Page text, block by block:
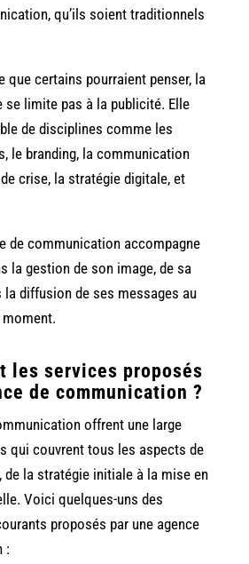
qu’ils soient traditionnels
que certains pourraient penser, la
limite pas à la publicité. Elle
de disciplines comme les
le branding, la communication
crise, la stratégie digitale, et
de communication accompagne
la gestion de son image, de sa
la diffusion de ses messages au
les services proposés
de communication ?
offrent une large
qui couvrent tous les aspects de
de la stratégie initiale à la mise en
Voici quelques-uns des
proposés par une agence
: